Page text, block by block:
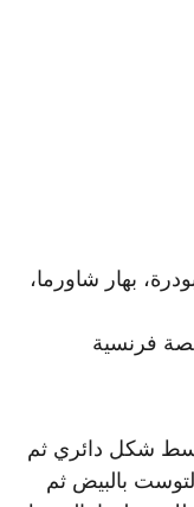
بهار شاورما،
فرنسية
شكل دائري ثم
بالبيض ثم